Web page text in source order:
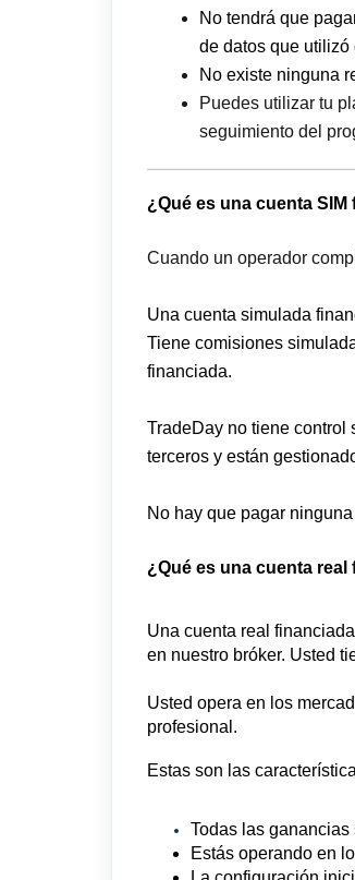
No tendrá que
de datos que
No existe ninguna
Puedes utilizar tu
seguimiento del
¿Qué es una cuenta SIM
Cuando un operador
Una cuenta simulada
Tiene comisiones
financiada.
TradeDay no tiene control
terceros y están
No hay que pagar
¿Qué es una cuenta real
Una cuenta real
en nuestro bróker. Usted
Usted opera en los
profesional.
Estas son las
Todas las ganancias
Estás operando en